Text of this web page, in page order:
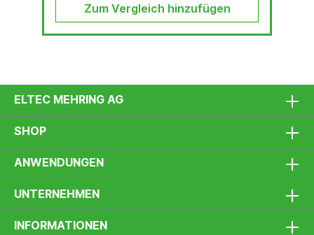
Zum Vergleich hinzufügen
ELTEC MEHRING AG
SHOP
ANWENDUNGEN
UNTERNEHMEN
INFORMATIONEN